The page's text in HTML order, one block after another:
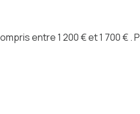
entre 1 200 € et 1 700 € .